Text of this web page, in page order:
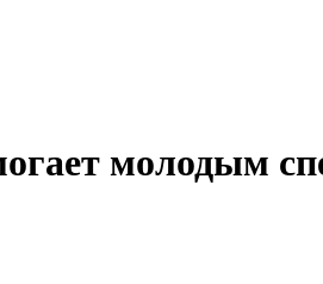
молодым